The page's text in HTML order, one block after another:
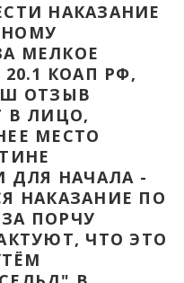
НАКАЗАНИЕ
МЕЛКОЕ
КОАП РФ,
ОТЗЫВ
В ЛИЦО,
МЕСТО
ДЛЯ НАЧАЛА -
НАКАЗАНИЕ ПО
ПОРЧУ
ЧТО ЭТО